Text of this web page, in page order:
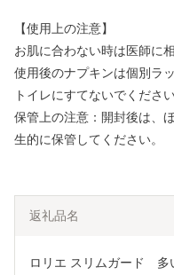
【使用上の注意】
お肌に合わない時は医師に
使用後のナプキンは個別ラ
トイレにすてないでください
保管上の注意：開封後は、
生的に保管
返礼品名
ロリエ スリムガード　